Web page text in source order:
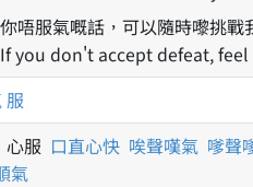
你唔服氣嘅話，可以隨時嚟挑戰
If you don't accept defeat,
服
心服 口直心快 唉聲嘆氣 嗲聲
氣